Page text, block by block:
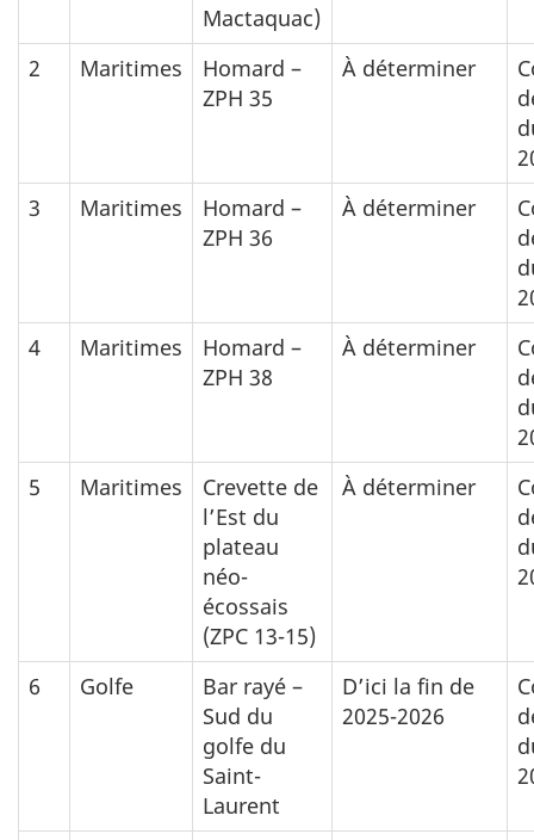
Mactaquac)
2
Maritimes
Homard –
ZPH 35
À déterminer
3
Maritimes
Homard –
ZPH 36
À déterminer
4
Maritimes
Homard –
ZPH 38
À déterminer
5
Maritimes
Crevette de
l’Est du
plateau
néo-
écossais
(ZPC 13-15)
À déterminer
6 Golfe
Bar rayé –
Sud du
golfe du
Saint-
Laurent
D’ici la fin de
2025-2026